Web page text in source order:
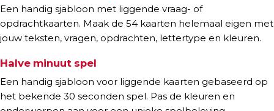
Een handig sjabloon met liggende vraag- of
opdrachtkaarten. Maak de 54 kaarten helemaal eigen met
jouw teksten, vragen, opdrachten, lettertype en kleuren.
Halve minuut spel
Een handig sjabloon voor liggende kaarten gebaseerd op
het bekende 30 seconden spel. Pas de kleuren en